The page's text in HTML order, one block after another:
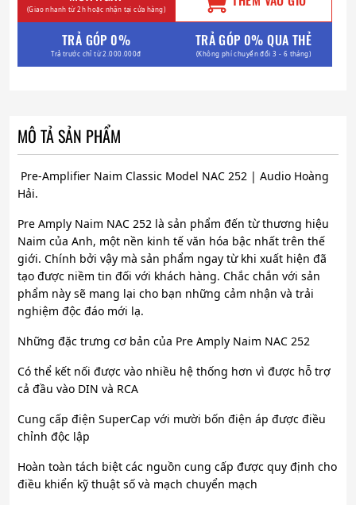
(Giao nhanh từ 2h hoặc nhận tại cửa hàng)
TRẢ GÓP 0%
Trả trước chỉ từ 2.000.000đ
TRẢ GÓP 0% QUA THẺ
(Không phí chuyển đổi 3 - 6 tháng)
MÔ TẢ SẢN PHẨM
Pre-Amplifier Naim Classic Model NAC 252 | Audio Hoàng
Hải.
Pre Amply Naim NAC 252 là sản phẩm đến từ thương hiệu
Naim của Anh, một nền kinh tế văn hóa bậc nhất trên thế
giới. Chính bởi vậy mà sản phẩm ngay từ khi xuất hiện đã
tạo được niềm tin đối với khách hàng. Chắc chắn với sản
phẩm này sẽ mang lại cho bạn những cảm nhận và trải
nghiệm độc đáo mới lạ.
Những đặc trưng cơ bản của Pre Amply Naim NAC 252
Có thể kết nối được vào nhiều hệ thống hơn vì được hỗ trợ
cả đầu vào DIN và RCA
Cung cấp điện SuperCap với mười bốn điện áp được điều
chỉnh độc lập
Hoàn toàn tách biệt các nguồn cung cấp được quy định cho
điều khiển kỹ thuật số và mạch chuyển mạch